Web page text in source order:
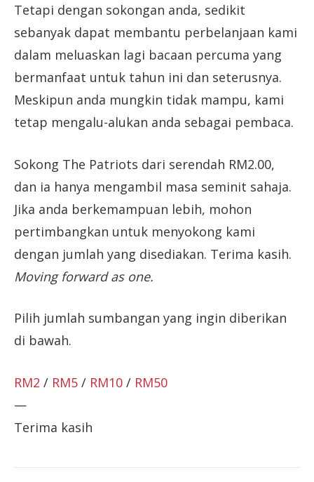
Tetapi dengan sokongan anda, sedikit
sebanyak dapat membantu perbelanjaan kami
dalam meluaskan lagi bacaan percuma yang
bermanfaat untuk tahun ini dan seterusnya.
Meskipun anda mungkin tidak mampu, kami
tetap mengalu-alukan anda sebagai pembaca.
Sokong The Patriots dari serendah RM2.00,
dan ia hanya mengambil masa seminit sahaja.
Jika anda berkemampuan lebih, mohon
pertimbangkan untuk menyokong kami
dengan jumlah yang disediakan. Terima kasih.
Moving forward as one.
Pilih jumlah sumbangan yang ingin diberikan
di bawah.
RM2 / RM5 / RM10 / RM50
—
Terima kasih